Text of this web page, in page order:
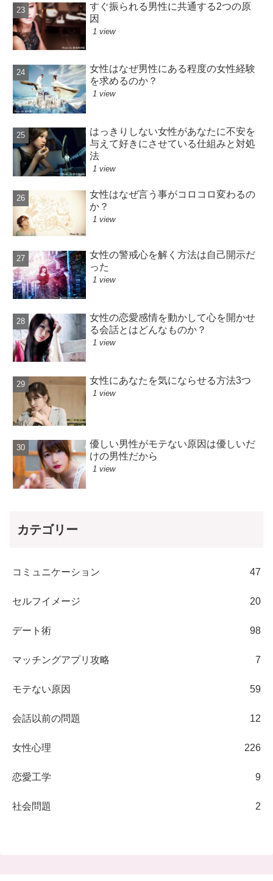
すぐ振られる男性に共通する2つの原
因
1 view
女性はなぜ男性にある程度の女性経験
を求めるのか？
1 view
はっきりしない女性があなたに不安を
与えて好きにさせている仕組みと対処
法
1 view
女性はなぜ言う事がコロコロ変わるの
か？
1 view
女性の警戒心を解く方法は自己開示だ
った
1 view
女性の恋愛感情を動かして心を開かせ
る会話とはどんなものか？
1 view
女性にあなたを気にならせる方法3つ
1 view
優しい男性がモテない原因は優しいだ
けの男性だから
1 view
カテゴリー
コミュニケーション 47
セルフイメージ 20
デート術 98
マッチングアプリ攻略 7
モテない原因 59
会話以前の問題 12
女性心理 226
恋愛工学 9
社会問題 2